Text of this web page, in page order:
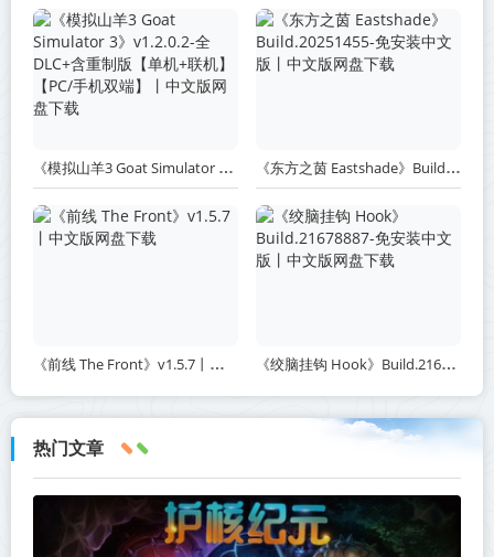
《模拟山羊3 Goat Simulator 3》v1.2.0.2-全DLC+含重制版【单机+联机】【PC/手机双端】丨中文版网盘下载 《东方之茵 Eastshade》Build.20251455-免安装中文版丨中文版网盘下载
《前线 The Front》v1.5.7丨中文版网盘下载 《绞脑挂钩 Hook》Build.21678887-免安装中文版丨中文版网盘下载
热门文章